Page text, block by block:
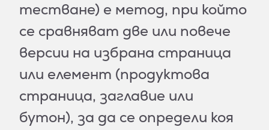
тестване) е метод, при който
се сравняват две или повече
версии на избрана страница
или елемент (продуктова
страница, заглавие или
бутон), за да се определи коя